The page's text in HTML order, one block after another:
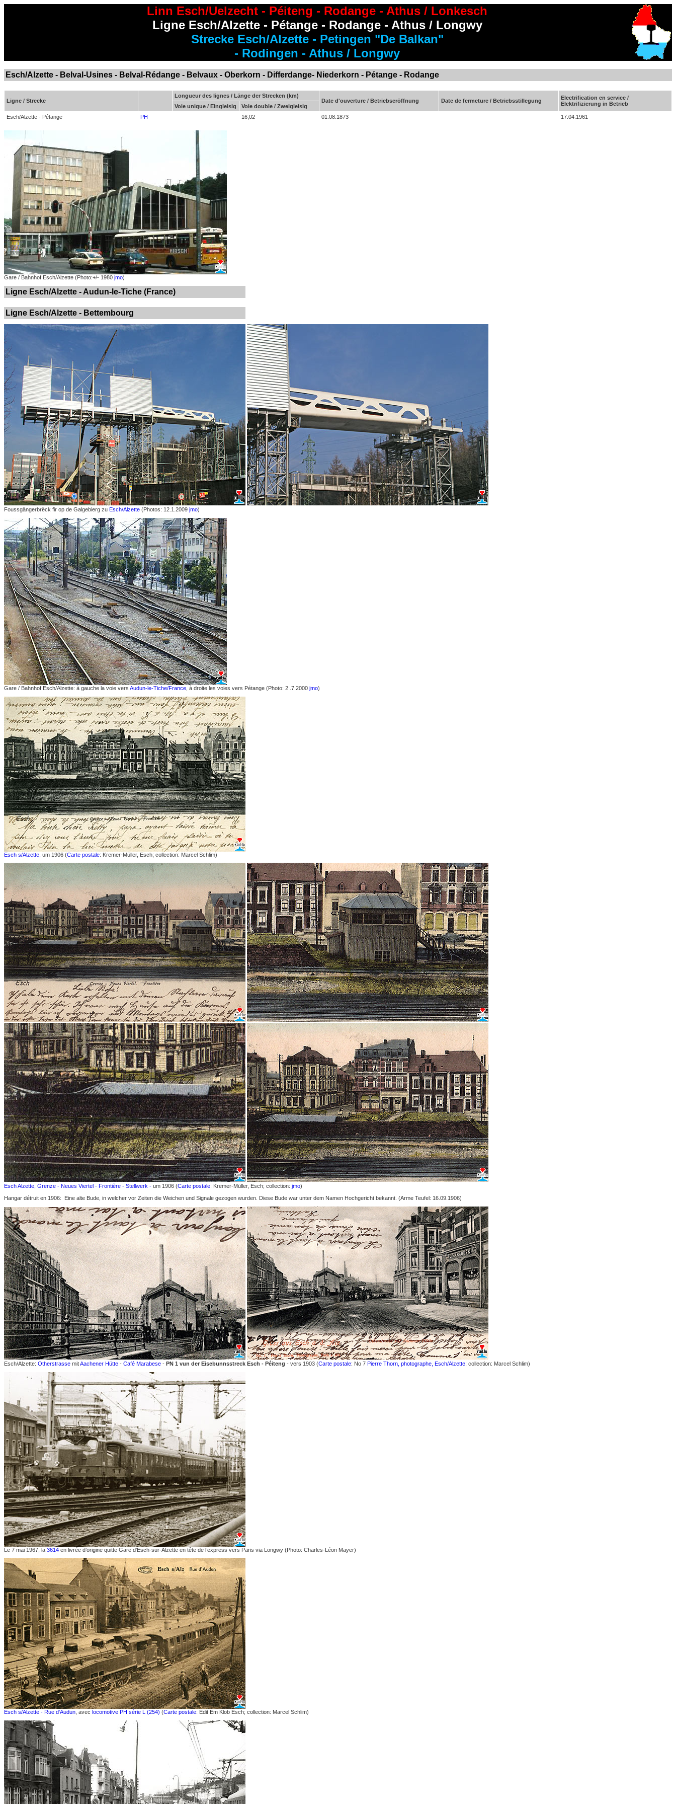
Linn Esch/Uelzecht - Péiteng - Rodange - Athus / Lonkesch
Ligne Esch/Alzette - Pétange - Rodange - Athus / Longwy
Strecke Esch/Alzette - Petingen "De Balkan"
- Rodingen - Athus / Longwy
Esch/Alzette - Belval-Usines - Belval-Rédange - Belvaux - Oberkorn - Differdange- Niederkorn - Pétange - Rodange
Ligne / Strecke
Longueur des lignes / Länge der Strecken (km)
Date d'ouverture / Betriebseröffnung
Date de fermeture / Betriebsstillegung
Electrification en service /
Elektrifizierung in Betrieb
Voie unique / Eingleisig
Voie double / Zweigleisig
Esch/Alzette - Pétange
PH 16,02 01.08.1873 17.04.1961
Gare / Bahnhof Esch/Alzette (Photo:+/- 1980 jmo)
Ligne Esch/Alzette - Audun-le-Tiche (France)
Ligne Esch/Alzette - Bettembourg
Foussgängerbrëck fir op de Galgebierg zu Esch/Alzette (Photos: 12.1.2009 jmo)
Gare / Bahnhof Esch/Alzette: à gauche la voie vers Audun-le-Tiche/France , à droite les voies vers Pétange (Photo: 2 .7.2000 jmo)
Esch s/Alzette, um 1906 (Carte postale: Kremer-Müller, Esch; collection: Marcel Schlim)
Esch Alzette, Grenze - Neues Viertel - Frontière - Stellwerk - um 1906 (Carte postale: Kremer-Müller, Esch; collection: jmo)
Hangar détruit en 1906: Eine alte Bude, in welcher vor Zeiten die Weichen und Signale gezogen wurden. Diese Bude war unter dem Namen Hochgericht bekannt. (Arme Teufel: 16.09.1906)
Esch/Alzette: Otherstrasse mitAachener Hütte - Café Marabese - PN 1 vun der Eisebunnsstreck Esch - Péiteng - vers 1903 (Carte postale: No 7 Pierre Thorn, photographe, Esch/Alzette; collection: Marcel Schlim)
Le 7 mai 1967, la 3614 en livrée d’origine quitte Gare d’Esch-sur-Alzette en tête de l’express vers Paris via Longwy (Photo: Charles-Léon Mayer)
Esch s/Alzette - Rue d'Audun , avec locomotive PH série L (254) (Carte postale: Edit Em Klob Esch; collection: Marcel Schlim)